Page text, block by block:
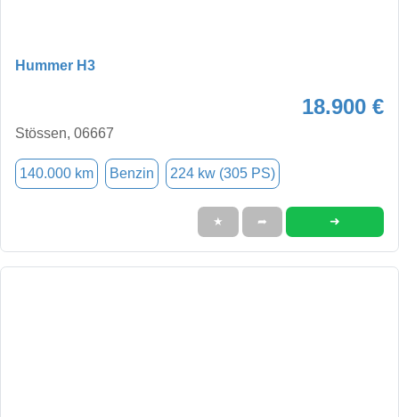
Hummer H3
18.900 €
Stössen, 06667
140.000 km Benzin 224 kw (305 PS)
★ ➦ ➜